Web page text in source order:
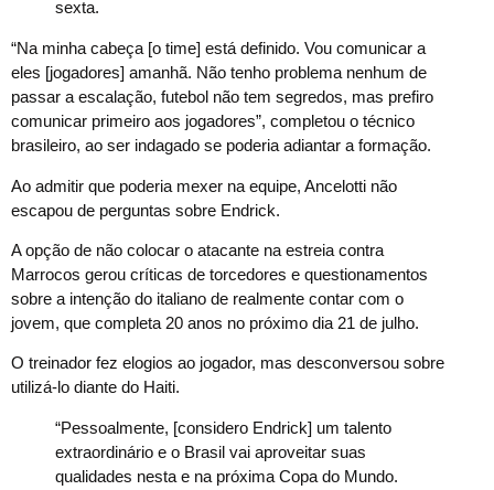
sexta.
“Na minha cabeça [o time] está definido. Vou comunicar a
eles [jogadores] amanhã. Não tenho problema nenhum de
passar a escalação, futebol não tem segredos, mas prefiro
comunicar primeiro aos jogadores”, completou o técnico
brasileiro, ao ser indagado se poderia adiantar a formação.
Ao admitir que poderia mexer na equipe, Ancelotti não
escapou de perguntas sobre Endrick.
A opção de não colocar o atacante na estreia contra
Marrocos gerou críticas de torcedores e questionamentos
sobre a intenção do italiano de realmente contar com o
jovem, que completa 20 anos no próximo dia 21 de julho.
O treinador fez elogios ao jogador, mas desconversou sobre
utilizá-lo diante do Haiti.
“Pessoalmente, [considero Endrick] um talento
extraordinário e o Brasil vai aproveitar suas
qualidades nesta e na próxima Copa do Mundo.